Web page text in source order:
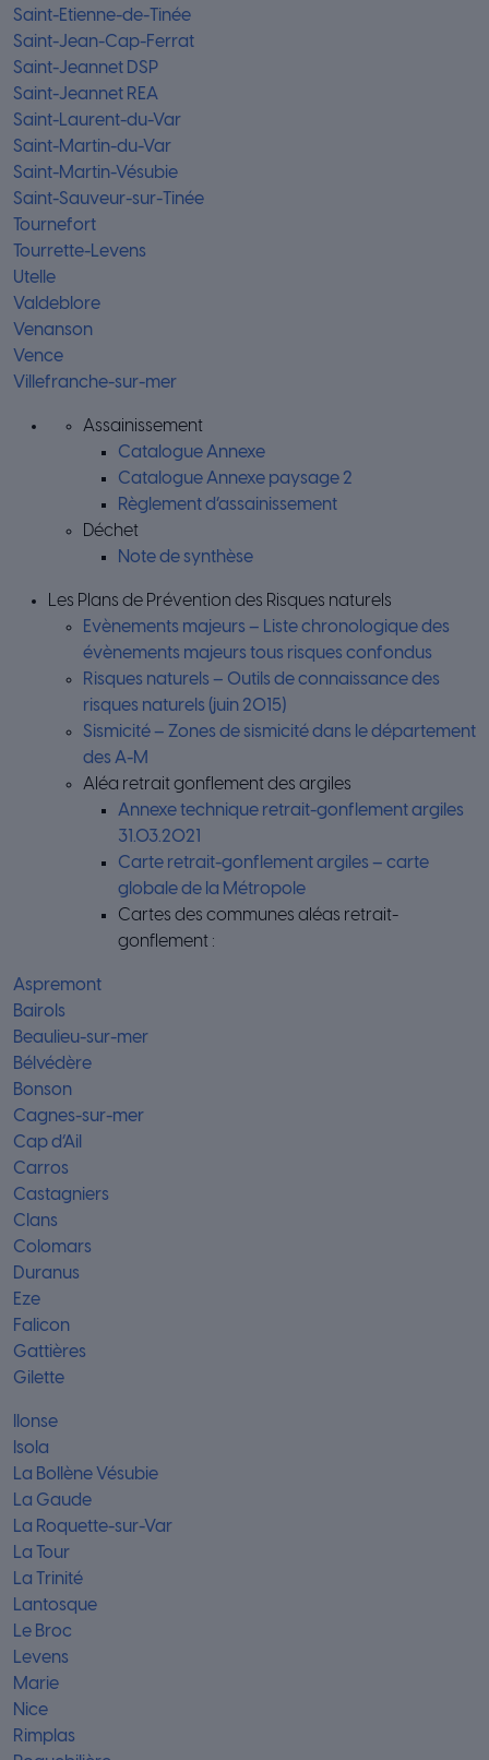
Saint-Etienne-de-Tinée
Saint-Jean-Cap-Ferrat
Saint-Jeannet DSP
Saint-Jeannet REA
Saint-Laurent-du-Var
Saint-Martin-du-Var
Saint-Martin-Vésubie
Saint-Sauveur-sur-Tinée
Tournefort
Tourrette-Levens
Utelle
Valdeblore
Venanson
Vence
Villefranche-sur-mer
Assainissement
Catalogue Annexe
Catalogue Annexe paysage 2
Règlement d’assainissement
Déchet
Note de synthèse
Les Plans de Prévention des Risques naturels
Evènements majeurs – Liste chronologique des
évènements majeurs tous risques confondus
Risques naturels – Outils de connaissance des
risques naturels (juin 2015)
Sismicité – Zones de sismicité dans le département
des A-M
Aléa retrait gonflement des argiles
Annexe technique retrait-gonflement argiles
31.03.2021
Carte retrait-gonflement argiles – carte
globale de la Métropole
Cartes des communes aléas retrait-
gonflement :
Aspremont
Bairols
Beaulieu-sur-mer
Bélvédère
Bonson
Cagnes-sur-mer
Cap d’Ail
Carros
Castagniers
Clans
Colomars
Duranus
Eze
Falicon
Gattières
Gilette
Ilonse
Isola
La Bollène Vésubie
La Gaude
La Roquette-sur-Var
La Tour
La Trinité
Lantosque
Le Broc
Levens
Marie
Nice
Rimplas